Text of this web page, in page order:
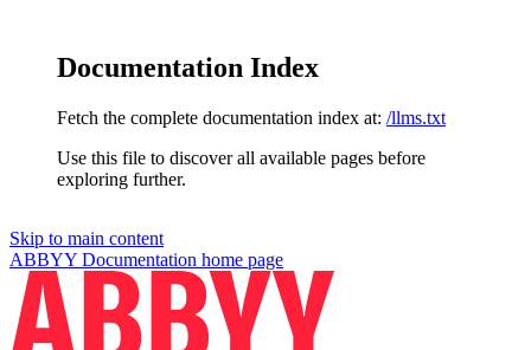
Documentation Index
Fetch the complete documentation index at: /llms.txt
Use this file to discover all available pages before
exploring further.
Skip to main content
ABBYY Documentation home page